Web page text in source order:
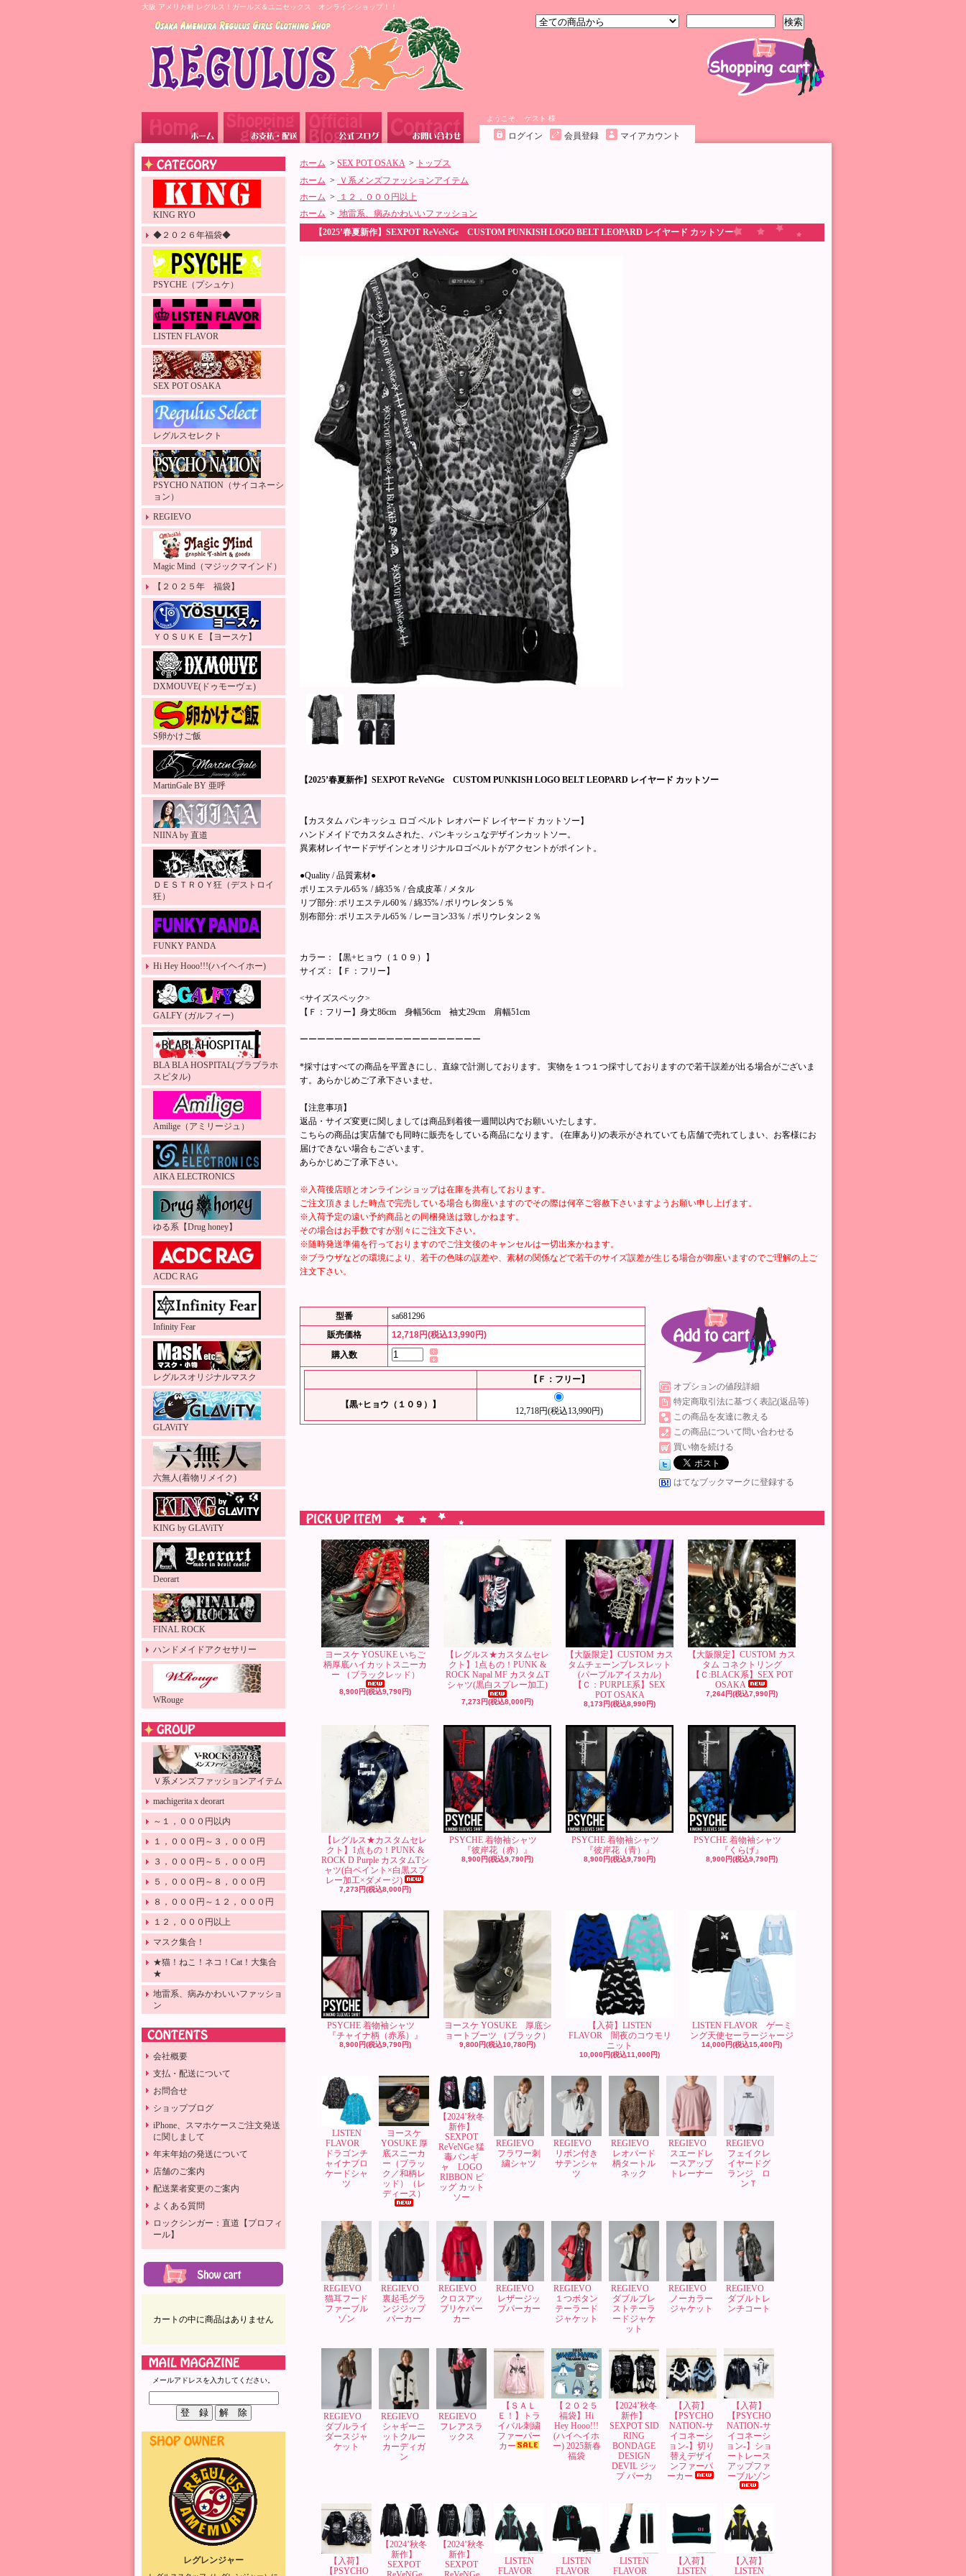
大阪 アメリカ村 レグルス！ガールズ＆ユニセックス オンラインショップ！！
検索
ようこそ、 ゲスト 様
ログイン 会員登録 マイアカウント
KING RYO
◆２０２６年福袋◆
PSYCHE（プシュケ）
LISTEN FLAVOR
SEX POT OSAKA
レグルスセレクト
PSYCHO NATION（サイコネーシ
ョン）
REGIEVO
Magic Mind（マジックマインド）
【２０２５年 福袋】
ＹＯＳＵＫＥ【ヨースケ】
DXMOUVE(ドゥモーヴェ)
S卵かけご飯
MartinGale BY 亜呼
NIINA by 直道
ＤＥＳＴＲＯＹ狂（デストロイ
狂）
FUNKY PANDA
Hi Hey Hooo!!!(ハイヘイホー)
GALFY (ガルフィー)
BLA BLA HOSPITAL(ブラブラホ
スピタル)
Amilige（アミリージュ）
AIKA ELECTRONICS
ゆる系【Drug honey】
ACDC RAG
Infinity Fear
レグルスオリジナルマスク
GLAViTY
六無人(着物リメイク)
KING by GLAViTY
Deorart
FINAL ROCK
ハンドメイドアクセサリー
WRouge
Ｖ系メンズファッションアイテム
machigerita x deorart
～１，０００円以内
１，０００円～３，０００円
３，０００円～５，０００円
５，０００円～８，０００円
８，０００円～１２，０００円
１２，０００円以上
マスク集合！
★猫！ねこ！ネコ！Cat！大集合
★
地雷系、病みかわいいファッショ
ン
会社概要
支払・配送について
お問合せ
ショップブログ
iPhone、スマホケースご注文発送
に関しまして
年末年始の発送について
店舗のご案内
配送業者変更のご案内
よくある質問
ロックシンガー：直道【プロフィ
ール】
カートの中に商品はありません
メールアドレスを入力してください。
レグレンジャー
ホーム > SEX POT OSAKA > トップス
ホーム >
Ｖ系メンズファッションアイテム
ホーム >
１２，０００円以上
ホーム > 地雷系、病みかわいいファッション
【2025’春夏新作】SEXPOT ReVeNGe CUSTOM PUNKISH LOGO BELT LEOPARD レイヤード カットソー
【2025’春夏新作】SEXPOT ReVeNGe CUSTOM PUNKISH LOGO BELT LEOPARD レイヤード カットソー
【カスタム パンキッシュ ロゴ ベルト レオパード レイヤード カットソー】
ハンドメイドでカスタムされた、パンキッシュなデザインカットソー。
異素材レイヤードデザインとオリジナルロゴベルトがアクセントがポイント。
●Quality / 品質素材●
ポリエステル65％ / 綿35％ / 合成皮革 / メタル
リブ部分: ポリエステル60％ / 綿35% / ポリウレタン５％
別布部分: ポリエステル65％ / レーヨン33％ / ポリウレタン２％
カラー：【黒+ヒョウ（１０９）】
サイズ：【Ｆ：フリー】
<サイズスペック>
【Ｆ：フリー】身丈86cm 身幅56cm 袖丈29cm 肩幅51cm
ーーーーーーーーーーーーーーーーーーーーー
*採寸はすべての商品を平置きにし、直線で計測しております。 実物を１つ１つ採寸しておりますので若干誤差が出る場合がございま
す。あらかじめご了承下さいませ。
【注意事項】
返品・サイズ変更に関しましては商品到着後一週間以内でお願いいたします。
こちらの商品は実店舗でも同時に販売をしている商品になります。 (在庫あり)の表示がされていても店舗で売れてしまい、お客様にお
届けできない場合もございます。
あらかじめご了承下さい。
※入荷後店頭とオンラインショップは在庫を共有しております。
ご注文頂きました時点で完売している場合も御座いますのでその際は何卒ご容赦下さいますようお願い申し上げます。
※入荷予定の遠い予約商品との同梱発送は致しかねます。
その場合はお手数ですが別々にご注文下さい。
※随時発送準備を行っておりますのでご注文後のキャンセルは一切出来かねます。
※ブラウザなどの環境により、若干の色味の誤差や、素材の関係などで若干のサイズ誤差が生じる場合が御座いますのでご理解の上ご
注文下さい。
型番
sa681296
販売価格
12,718円(税込13,990円)
購入数
【Ｆ：フリー】
【黒+ヒョウ（１０９）】
12,718円(税込13,990円)
オプションの値段詳細
特定商取引法に基づく表記(返品等)
この商品を友達に教える
この商品について問い合わせる
買い物を続ける
はてなブックマークに登録する
ヨースケ YOSUKE いちご
柄厚底ハイカットスニーカ
ー （ブラックレッド）
8,900円(税込9,790円)
【レグルス★カスタムセレ
クト】1点もの！PUNK &
ROCK Napal MF カスタムT
シャツ(黒白スプレー加工)
7,273円(税込8,000円)
【大阪限定】CUSTOM カス
タムチェーンブレスレット
(パープルアイスカル)
【Ｃ：PURPLE系】SEX
POT OSAKA
8,173円(税込8,990円)
【大阪限定】CUSTOM カス
タム コネクトリング
【Ｃ:BLACK系】SEX POT
OSAKA
7,264円(税込7,990円)
【レグルス★カスタムセレ
クト】1点もの！PUNK &
ROCK D Purple カスタムTシ
ャツ(白ペイント×白黒スプ
レー加工×ダメージ)
7,273円(税込8,000円)
PSYCHE 着物袖シャツ
『彼岸花（赤）』
8,900円(税込9,790円)
PSYCHE 着物袖シャツ
『彼岸花（青）』
8,900円(税込9,790円)
PSYCHE 着物袖シャツ
『くらげ』
8,900円(税込9,790円)
PSYCHE 着物袖シャツ
『チャイナ柄（赤系）』
8,900円(税込9,790円)
ヨースケ YOSUKE 厚底シ
ョートブーツ （ブラック）
9,800円(税込10,780円)
【入荷】LISTEN
FLAVOR 闇夜のコウモリ
ニット
10,000円(税込11,000円)
LISTEN FLAVOR ゲーミ
ング天使セーラージャージ
14,000円(税込15,400円)
LISTEN
FLAVOR
ドラゴンチ
ャイナブロ
ケードシャ
ツ
ヨースケ
YOSUKE 厚
底スニーカ
ー（ブラッ
ク／和柄レ
ッド）（レ
ディース）
【2024’秋冬
新作】
SEXPOT
ReVeNGe 猛
毒バンギ
ャ LOGO
RIBBON ビ
ッグ カット
ソー
REGIEVO
フラワー刺
繍シャツ
REGIEVO
リボン付き
サテンシャ
ツ
REGIEVO
レオパード
柄タートル
ネック
REGIEVO
スエードレ
ースアップ
トレーナー
REGIEVO
フェイクレ
イヤードグ
ランジ ロ
ンＴ
REGIEVO
猫耳フード
ファーブル
ゾン
REGIEVO
裏起毛グラ
ンジジップ
パーカー
REGIEVO
クロスアッ
プリケパー
カー
REGIEVO
レザージッ
プパーカー
REGIEVO
１つボタン
テーラード
ジャケット
REGIEVO
ダブルブレ
ストテーラ
ードジャケ
ット
REGIEVO
ノーカラー
ジャケット
REGIEVO
ダブルトレ
ンチコート
REGIEVO
ダブルライ
ダースジャ
ケット
REGIEVO
シャギーニ
ットクルー
カーディガ
ン
REGIEVO
フレアスラ
ックス
【ＳＡＬ
Ｅ！】トラ
イバル刺繍
ファーパー
カー
【２０２５
福袋】Hi
Hey Hooo!!!
(ハイヘイホ
ー) 2025新春
福袋
【2024’秋冬
新作】
SEXPOT SID
RING
BONDAGE
DESIGN
DEVIL ジッ
プ パーカ
【入荷】
【PSYCHO
NATION-サ
イコネーシ
ョン-】切り
替えデザイ
ンファーパ
ーカー
【入荷】
【PSYCHO
NATION-サ
イコネーシ
ョン-】ショ
ートレース
アップファ
ーブルゾン
【入荷】
【PSYCHO
【2024’秋冬
新作】
SEXPOT
【2024’秋冬
新作】
SEXPOT
LISTEN
FLAVOR
LISTEN
FLAVOR
LISTEN
FLAVOR
【入荷】
LISTEN
【入荷】
LISTEN